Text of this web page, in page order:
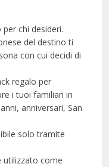
chi desideri.
del destino ti
con cui decidi di
regalo per
i tuoi familiari in
anniversari, San
solo tramite
utilizzato come